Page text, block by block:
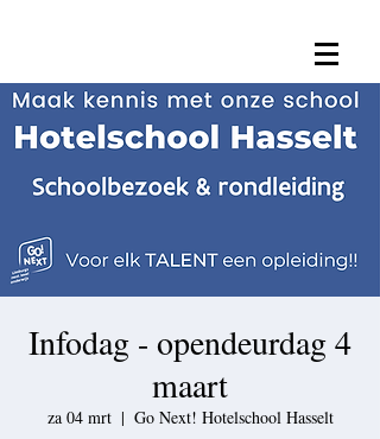
Infodag - opendeurdag 4
maart
za 04 mrt
  |
Go Next! Hotelschool Hasselt